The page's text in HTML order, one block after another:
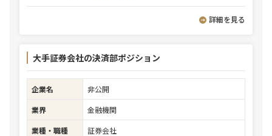
詳細を見る
大手証券会社の決済部ポジション
企業名
非公開
業界
金融機関
業種・職種
証券会社